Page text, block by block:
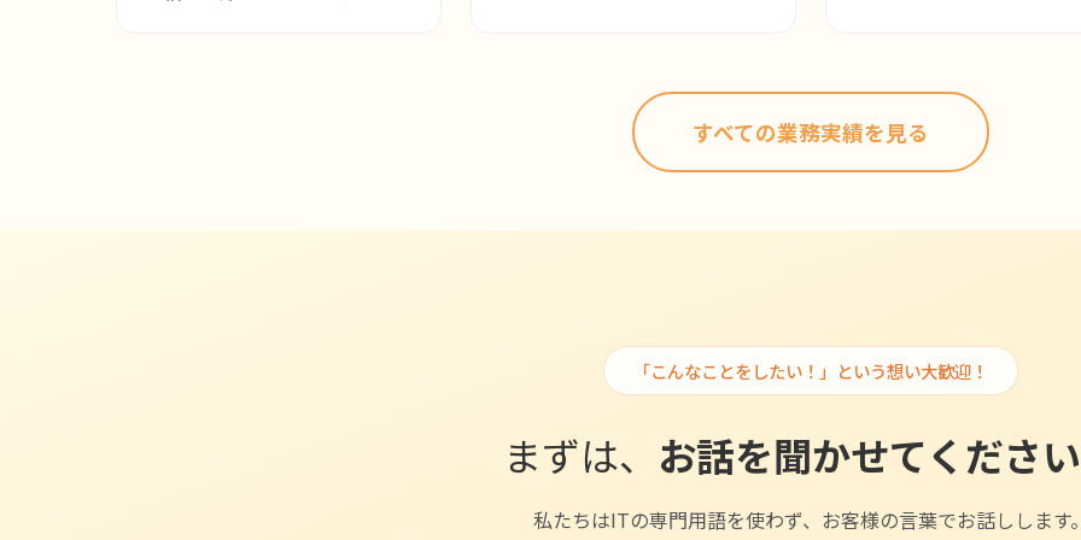
すべての業務実績を見る
「こんなことをしたい！」という想い大歓迎！
まずは、 お話を聞かせてくださ
私たちはITの専門用語を使わず、お客様の言葉でお話しします